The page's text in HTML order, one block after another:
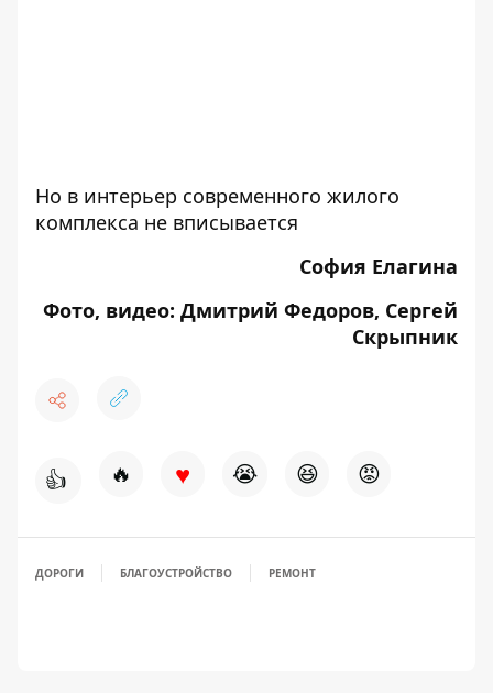
Но в интерьер современного жилого
комплекса не вписывается
София Елагина
Фото, видео: Дмитрий Федоров, Сергей
Скрыпник
👍 🔥 ♥ 😭 😆 😡
ДОРОГИ БЛАГОУСТРОЙСТВО РЕМОНТ